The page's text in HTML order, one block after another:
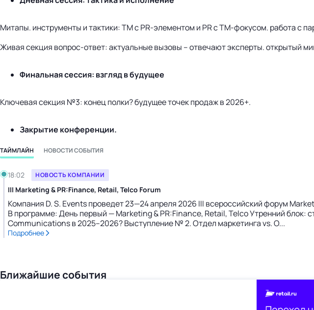
Митапы. инструменты и тактики: TM с PR-элементом и PR с TM-фокусом. работа с
Живая секция вопрос-ответ: актуальные вызовы – отвечают эксперты. открытый
Финальная сессия: взгляд в будущее
Ключевая секция №3: конец полки? будущее точек продаж в 2026+.
Закрытие конференции.
ТАЙМЛАЙН НОВОСТИ СОБЫТИЯ
Среда, 25.02.2026
18:02
НОВОСТЬ КОМПАНИИ
III Marketing & PR:Finance, Retail, Telco Forum
Компания D. S. Events проведет 23—24 апреля 2026 III всероссийский форум
В программе: День первый — Marketing & PR:Finance, Retail, Telco Утренний
Communications в 2025–2026? Выступление № 2. Отдел маркетинга vs. О...
Подробнее
Ближайшие события